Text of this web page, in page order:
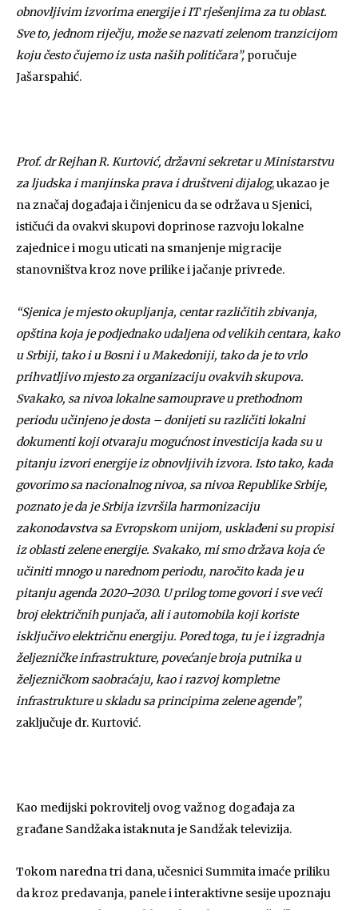
obnovljivim izvorima energije i IT rješenjima za tu oblast.
Sve to, jednom riječju, može se nazvati zelenom tranzicijom
koju često čujemo iz usta naših političara”, poručuje
Jašarspahić.
Prof. dr Rejhan R. Kurtović, državni sekretar u Ministarstvu
za ljudska i manjinska prava i društveni dijalog, ukazao je
na značaj događaja i činjenicu da se održava u Sjenici,
ističući da ovakvi skupovi doprinose razvoju lokalne
zajednice i mogu uticati na smanjenje migracije
stanovništva kroz nove prilike i jačanje privrede.
“Sjenica je mjesto okupljanja, centar različitih zbivanja,
opština koja je podjednako udaljena od velikih centara, kako
u Srbiji, tako i u Bosni i u Makedoniji, tako da je to vrlo
prihvatljivo mjesto za organizaciju ovakvih skupova.
Svakako, sa nivoa lokalne samouprave u prethodnom
periodu učinjeno je dosta – donijeti su različiti lokalni
dokumenti koji otvaraju mogućnost investicija kada su u
pitanju izvori energije iz obnovljivih izvora. Isto tako, kada
govorimo sa nacionalnog nivoa, sa nivoa Republike Srbije,
poznato je da je Srbija izvršila harmonizaciju
zakonodavstva sa Evropskom unijom, usklađeni su propisi
iz oblasti zelene energije. Svakako, mi smo država koja će
učiniti mnogo u narednom periodu, naročito kada je u
pitanju agenda 2020–2030. U prilog tome govori i sve veći
broj električnih punjača, ali i automobila koji koriste
isključivo električnu energiju. Pored toga, tu je i izgradnja
željezničke infrastrukture, povećanje broja putnika u
željezničkom saobraćaju, kao i razvoj kompletne
infrastrukture u skladu sa principima zelene agende”,
zaključuje dr. Kurtović.
Kao medijski pokrovitelj ovog važnog događaja za
građane Sandžaka istaknuta je Sandžak televizija.
Tokom naredna tri dana, učesnici Summita imaće priliku
da kroz predavanja, panele i interaktivne sesije upoznaju